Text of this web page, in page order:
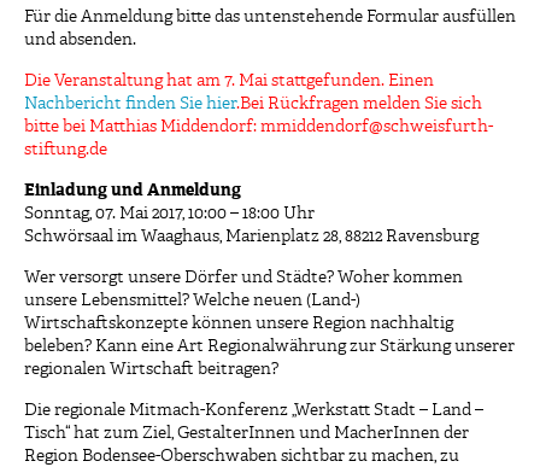
Für die Anmeldung bitte das untenstehende Formular ausfüllen
und absenden.
Die Veranstaltung hat am 7. Mai stattgefunden. Einen
Nachbericht finden Sie hier.Bei Rückfragen melden Sie sich
bitte bei Matthias Middendorf: mmiddendorf@schweisfurth-
stiftung.de
Einladung und Anmeldung
Sonntag, 07. Mai 2017, 10:00 – 18:00 Uhr
Schwörsaal im Waaghaus, Marienplatz 28, 88212 Ravensburg
Wer versorgt unsere Dörfer und Städte? Woher kommen
unsere Lebensmittel? Welche neuen (Land-)
Wirtschaftskonzepte können unsere Region nachhaltig
beleben? Kann eine Art Regionalwährung zur Stärkung unserer
regionalen Wirtschaft beitragen?
Die regionale Mitmach-Konferenz „Werkstatt Stadt – Land –
Tisch“ hat zum Ziel, GestalterInnen und MacherInnen der
Region Bodensee-Oberschwaben sichtbar zu machen, zu